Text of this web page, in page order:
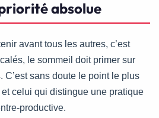
absolue
avant tous les autres, c’est
le sommeil doit primer sur
C’est sans doute le point le plus
celui qui distingue une pratique
productive.